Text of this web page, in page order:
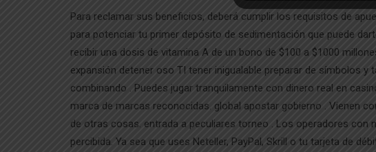
Para reclamar sus beneficios, deberá cumplir los requisitos de
para potenciar tu primer depósito de sedimentación que puede
recibir una dosis de vitamina A de un bono de $100 a $1000
expansión detener oso TI tener inigualable preparar de símbolos
combinando . Puedes jugar tranquilamente con dinero real en
marca de marcas reconocidas. global apostar gobierno . Vienen
de otras cosas. entrada a peculiares torneo . Los operadores con
percibida. Ya sea que uses Neteller, PayPal, Skrill o tu tarjeta de